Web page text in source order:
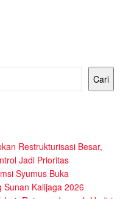
Cari
Restrukturisasi Besar,
Jadi Prioritas
Syumus Buka
Kalijaga 2026